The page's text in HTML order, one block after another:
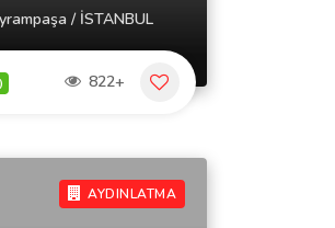
/ İSTANBUL
822+
AYDINLATMA